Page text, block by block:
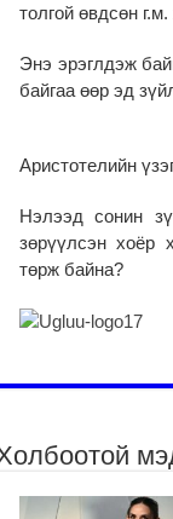
толгой өвдсөн
Энэ эрэглдэж
байгаа өөр эд
Аристотелийн
Нэлээд сонин
зөрүүлсэн хоёр
төрж байна?